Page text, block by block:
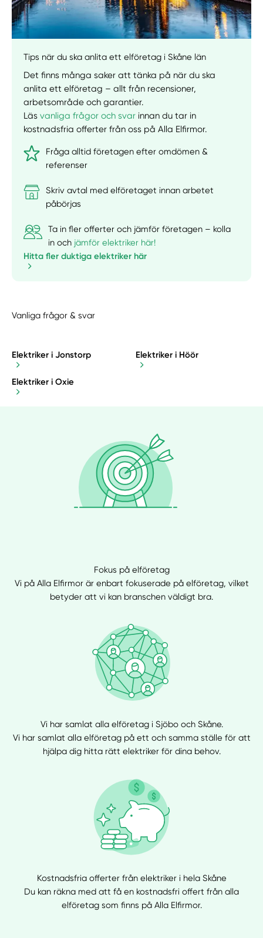
Tips när du ska anlita ett elföretag i Skåne län
Det finns många saker att tänka på när du ska
anlita ett elföretag – allt från recensioner,
arbetsområde och garantier.
Läsvanliga frågor och svar innan du tar in
kostnadsfria offerter från oss på Alla Elfirmor.
Fråga alltid företagen efter omdömen &
referenser
Skriv avtal med elföretaget innan arbetet
påbörjas
Ta in fler offerter och jämför företagen – kolla
in och jämför elektriker här!
Hitta fler duktiga elektriker här
Vanliga frågor & svar
Elektriker i Jonstorp Elektriker i Höör
Elektriker i Oxie
Fokus på elföretag
Vi på Alla Elfirmor är enbart fokuserade på elföretag, vilket
betyder att vi kan branschen väldigt bra.
Vi har samlat alla elföretag i Sjöbo och Skåne.
Vi har samlat alla elföretag på ett och samma ställe för att
hjälpa dig hitta rätt elektriker för dina behov.
Kostnadsfria offerter från elektriker i hela Skåne
Du kan räkna med att få en kostnadsfri offert från alla
elföretag som finns på Alla Elfirmor.